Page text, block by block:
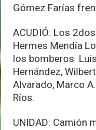
Gómez Farías
ACUDIÓ: Los
Hermes Mendía
los bomberos
Hernández,
Alvarado, Marco
Ríos.
UNIDAD: Camión